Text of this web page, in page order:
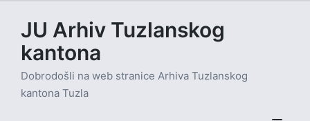
JU Arhiv Tuzlanskog
kantona
Dobrodošli na web stranice Arhiva Tuzlanskog
kantona Tuzla